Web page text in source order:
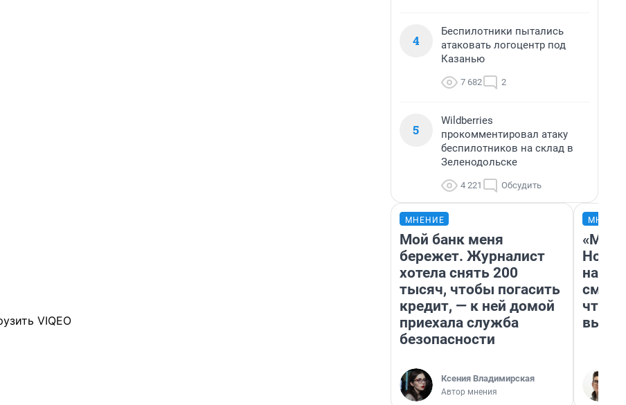
VIQEO
4
Беспилотники пытались
атаковать логоцентр под
Казанью
7 682 2
5
Wildberries
прокомментировал атаку
беспилотников на склад в
Зеленодольске
4 221 Обсудить
МНЕНИЕ
Мой банк меня
бережет. Журналист
хотела снять 200
тысяч, чтобы погасить
кредит, — к ней домой
приехала служба
безопасности
Ксения Владимирская
Автор мнения
«Мы